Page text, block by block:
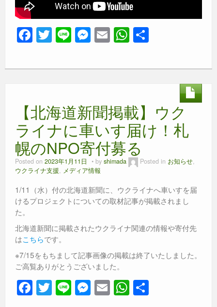
F
c
o
o
k
T
tt
Li
e
M
ss
g
er
E
ail
W
at
p
p
【北海道新聞掲載】ウク
ライナに車いす届け！札
幌のNPO寄付募る
Posted on 2023年1月11日 by shimada Posted in お知らせ,
ウクライナ支援, メディア情報
1/11（水）付の北海道新聞に、ウクライナへ車いすを届
けるプロジェクトについての取材記事が掲載されまし
た。
北海道新聞に掲載されたウクライナ関連の情報や寄付先
はこちらです。
※7/15をもちまして記事画像の掲載は終了いたしました。
ご高覧ありがとうございました。
F T Li M E W